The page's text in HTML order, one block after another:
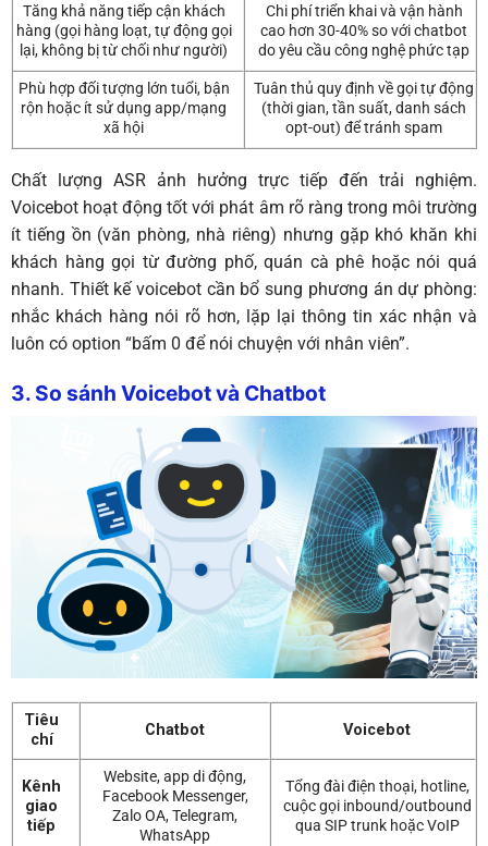
Tăng khả năng tiếp cận khách
hàng (gọi hàng loạt, tự động gọi
lại, không bị từ chối như người)
Chi phí triển khai và vận hành
cao hơn 30-40% so với chatbot
do yêu cầu công nghệ phức tạp
Phù hợp đối tượng lớn tuổi, bận
rộn hoặc ít sử dụng app/mạng
xã hội
Tuân thủ quy định về gọi tự động
(thời gian, tần suất, danh sách
opt-out) để tránh spam
Chất lượng ASR ảnh hưởng trực tiếp đến trải nghiệm.
Voicebot hoạt động tốt với phát âm rõ ràng trong môi trường
ít tiếng ồn (văn phòng, nhà riêng) nhưng gặp khó khăn khi
khách hàng gọi từ đường phố, quán cà phê hoặc nói quá
nhanh. Thiết kế voicebot cần bổ sung phương án dự phòng:
nhắc khách hàng nói rõ hơn, lặp lại thông tin xác nhận và
luôn có option “bấm 0 để nói chuyện với nhân viên”.
3. So sánh Voicebot và Chatbot
Tiêu
chí
Chatbot Voicebot
Kênh
giao
tiếp
Website, app di động,
Facebook Messenger,
Zalo OA, Telegram,
WhatsApp
Tổng đài điện thoại, hotline,
cuộc gọi inbound/outbound
qua SIP trunk hoặc VoIP